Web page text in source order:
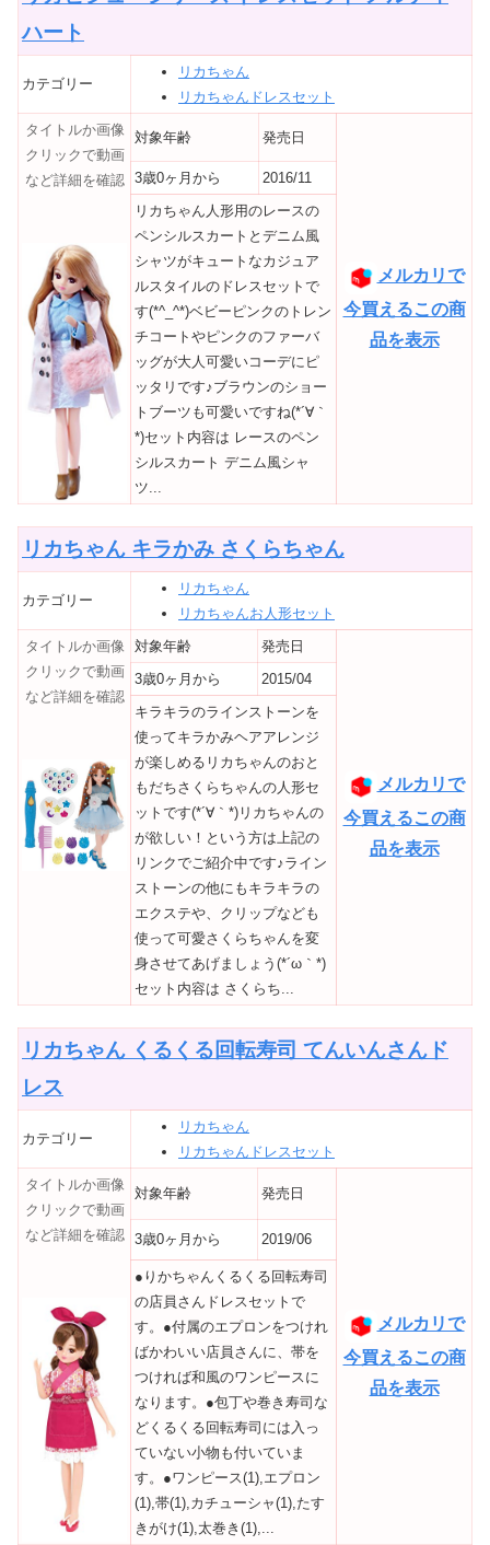
ハート
カテゴリー
リカちゃん
リカちゃんドレスセット
タイトルか画像
クリックで動画
など詳細を確認
対象年齢 発売日
メルカリで
今買えるこの商
品を表示
3歳0ヶ月から
2016/11
リカちゃん人形用のレースの
ペンシルスカートとデニム風
シャツがキュートなカジュア
ルスタイルのドレスセットで
す(*^_^*)ベビーピンクのトレン
チコートやピンクのファーバ
ッグが大人可愛いコーデにピ
ッタリです♪ブラウンのショー
トブーツも可愛いですね(*´∀｀
*)セット内容は レースのペン
シルスカート デニム風シャ
ツ...
リカちゃん キラかみ さくらちゃん
カテゴリー
リカちゃん
リカちゃんお人形セット
タイトルか画像
クリックで動画
など詳細を確認
対象年齢 発売日
メルカリで
今買えるこの商
品を表示
3歳0ヶ月から
2015/04
キラキラのラインストーンを
使ってキラかみヘアアレンジ
が楽しめるリカちゃんのおと
もだちさくらちゃんの人形セ
ットです(*´∀｀*)リカちゃんの
が欲しい！という方は上記の
リンクでご紹介中です♪ライン
ストーンの他にもキラキラの
エクステや、クリップなども
使って可愛さくらちゃんを変
身させてあげましょう(*´ω｀*)
セット内容は さくらち...
リカちゃん くるくる回転寿司 てんいんさんド
レス
カテゴリー
リカちゃん
リカちゃんドレスセット
タイトルか画像
クリックで動画
など詳細を確認
対象年齢 発売日
メルカリで
今買えるこの商
品を表示
3歳0ヶ月から 2019/06
●りかちゃんくるくる回転寿司
の店員さんドレスセットで
す。●付属のエプロンをつけれ
ばかわいい店員さんに、帯を
つければ和風のワンピースに
なります。●包丁や巻き寿司な
どくるくる回転寿司には入っ
ていない小物も付いていま
す。●ワンピース(1),エプロン
(1),帯(1),カチューシャ(1),たす
きがけ(1),太巻き(1),...